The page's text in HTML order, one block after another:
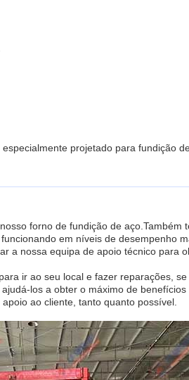
projetado para fundição
forno de fundição de aço.Também
em níveis de desempenho
a nossa equipa de apoio técnico para
ir ao seu local e fazer reparações,
los a obter o máximo de benefícios
ao cliente, tanto quanto possível.